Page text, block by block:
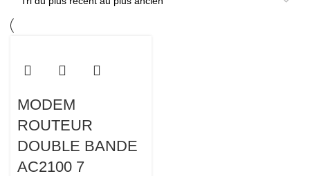
MODEM
ROUTEUR
DOUBLE BANDE
AC2100 7